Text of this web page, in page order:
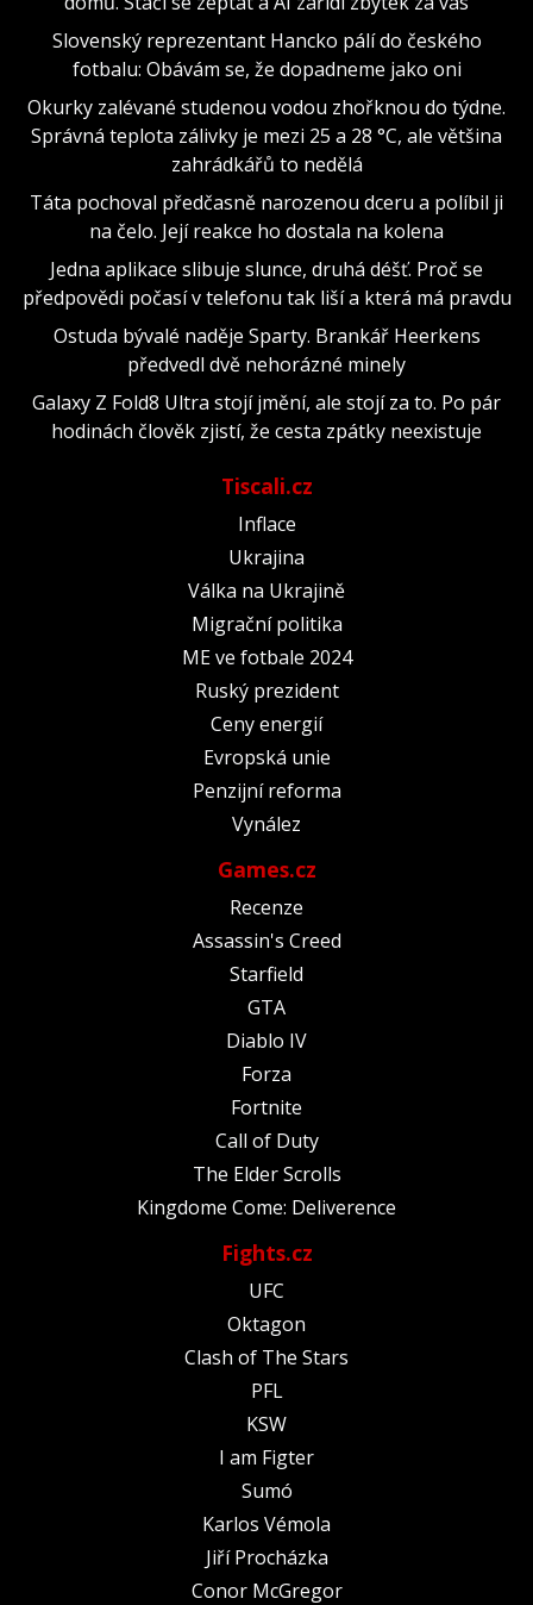
Slovenský reprezentant Hancko pálí do českého
fotbalu: Obávám se, že dopadneme jako oni
Okurky zalévané studenou vodou zhořknou do týdne.
Správná teplota zálivky je mezi 25 a 28 °C, ale většina
zahrádkářů to nedělá
Táta pochoval předčasně narozenou dceru a políbil ji
na čelo. Její reakce ho dostala na kolena
Jedna aplikace slibuje slunce, druhá déšť. Proč se
předpovědi počasí v telefonu tak liší a která má pravdu
Ostuda bývalé naděje Sparty. Brankář Heerkens
předvedl dvě nehorázné minely
Galaxy Z Fold8 Ultra stojí jmění, ale stojí za to. Po pár
hodinách člověk zjistí, že cesta zpátky neexistuje
Tiscali.cz
Inflace
Ukrajina
Válka na Ukrajině
Migrační politika
ME ve fotbale 2024
Ruský prezident
Ceny energií
Evropská unie
Penzijní reforma
Vynález
Games.cz
Recenze
Assassin's Creed
Starfield
GTA
Diablo IV
Forza
Fortnite
Call of Duty
The Elder Scrolls
Kingdome Come: Deliverence
Fights.cz
UFC
Oktagon
Clash of The Stars
PFL
KSW
I am Figter
Sumó
Karlos Vémola
Jiří Procházka
Conor McGregor